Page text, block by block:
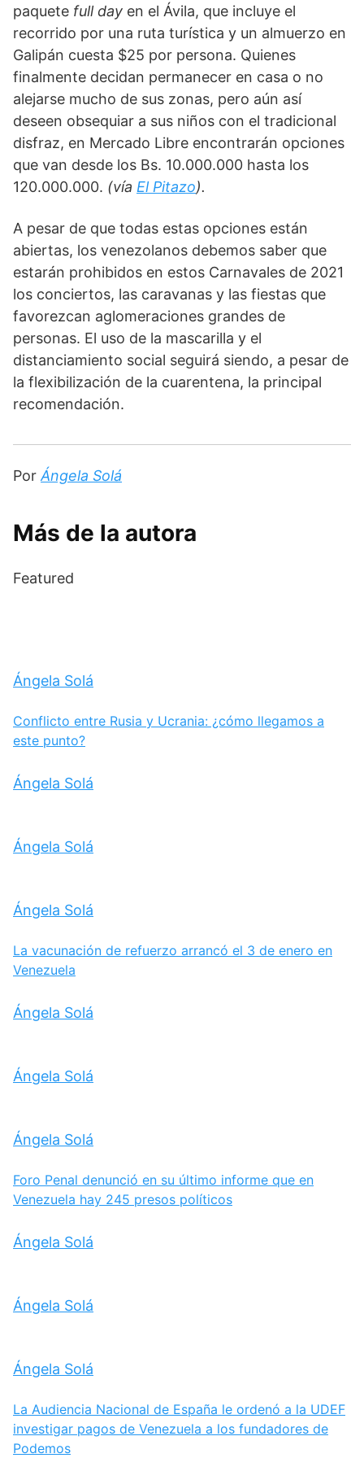
paquete full day en el Ávila, que incluye el
recorrido por una ruta turística y un almuerzo en
Galipán cuesta $25 por persona. Quienes
finalmente decidan permanecer en casa o no
alejarse mucho de sus zonas, pero aún así
deseen obsequiar a sus niños con el tradicional
disfraz, en Mercado Libre encontrarán opciones
que van desde los Bs. 10.000.000 hasta los
120.000.000. (vía El Pitazo).
A pesar de que todas estas opciones están
abiertas, los venezolanos debemos saber que
estarán prohibidos en estos Carnavales de 2021
los conciertos, las caravanas y las fiestas que
favorezcan aglomeraciones grandes de
personas. El uso de la mascarilla y el
distanciamiento social seguirá siendo, a pesar de
la flexibilización de la cuarentena, la principal
recomendación.
Por Ángela Solá
Más de la autora
Featured
Ángela Solá
Conflicto entre Rusia y Ucrania: ¿cómo llegamos a
este punto?
Ángela Solá
Ángela Solá
Ángela Solá
La vacunación de refuerzo arrancó el 3 de enero en
Venezuela
Ángela Solá
Ángela Solá
Ángela Solá
Foro Penal denunció en su último informe que en
Venezuela hay 245 presos políticos
Ángela Solá
Ángela Solá
Ángela Solá
La Audiencia Nacional de España le ordenó a la UDEF
investigar pagos de Venezuela a los fundadores de
Podemos